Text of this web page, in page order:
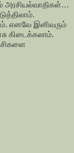
அரசியல்வாதிகள்…
எனவே இனிவரும்
கிடைக்கலாம்.